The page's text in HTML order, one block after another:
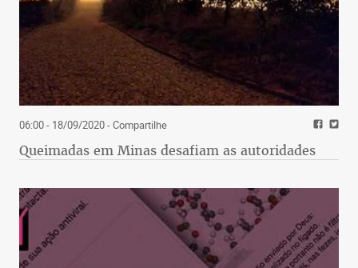
06:00 - 18/09/2020- Compartilhe
Queimadas em Minas desafiam as autoridades